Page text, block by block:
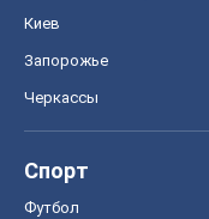
Киев
Запорожье
Черкассы
Спорт
Футбол